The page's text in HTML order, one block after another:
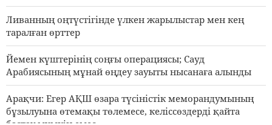
Ливанның оңтүстігінде үлкен жарылыстар мен кең
таралған өрттер
Йемен күштерінің соңғы операциясы; Сауд
Арабиясының мұнай өңдеу зауыты нысанаға алынды
Арақчи: Егер АҚШ өзара түсіністік меморандумының
бұзылуына өтемақы төлемесе, келіссөздерді қайта